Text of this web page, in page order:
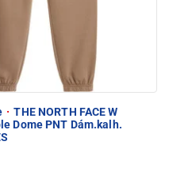
· THE NORTH FACE W
Dome PNT Dám.kalh.